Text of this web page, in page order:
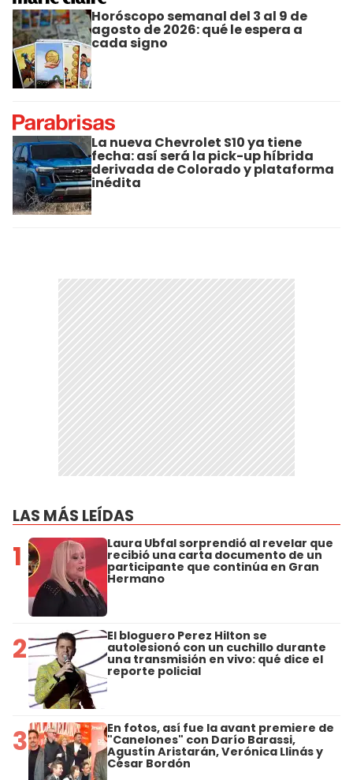
Horóscopo semanal del 3 al 9 de
agosto de 2026: qué le espera a
cada signo
La nueva Chevrolet S10 ya tiene
fecha: así será la pick-up híbrida
derivada de Colorado y plataforma
inédita
LAS MÁS LEÍDAS
1 Laura Ubfal sorprendió al revelar que
recibió una carta documento de un
participante que continúa en Gran
Hermano
2 El bloguero Perez Hilton se
autolesionó con un cuchillo durante
una transmisión en vivo: qué dice el
reporte policial
3 En fotos, así fue la avant premiere de
"Canelones" con Darío Barassi,
Agustín Aristarán, Verónica Llinás y
César Bordón